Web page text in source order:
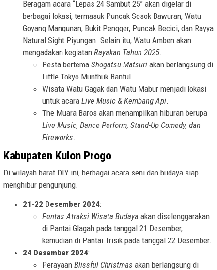
Beragam acara “Lepas 24 Sambut 25” akan digelar di
berbagai lokasi, termasuk Puncak Sosok Bawuran, Watu
Goyang Mangunan, Bukit Pengger, Puncak Becici, dan Rayya
Natural Sight Piyungan. Selain itu, Watu Amben akan
mengadakan kegiatan Rayakan Tahun 2025.
Pesta bertema Shogatsu Matsuri akan berlangsung di
Little Tokyo Munthuk Bantul.
Wisata Watu Gagak dan Watu Mabur menjadi lokasi
untuk acara Live Music & Kembang Api.
The Muara Baros akan menampilkan hiburan berupa
Live Music, Dance Perform, Stand-Up Comedy, dan
Fireworks.
Kabupaten Kulon Progo
Di wilayah barat DIY ini, berbagai acara seni dan budaya siap
menghibur pengunjung.
21-22 Desember 2024:
Pentas Atraksi Wisata Budaya akan diselenggarakan
di Pantai Glagah pada tanggal 21 Desember,
kemudian di Pantai Trisik pada tanggal 22 Desember.
24 Desember 2024:
Perayaan Blissful Christmas akan berlangsung di